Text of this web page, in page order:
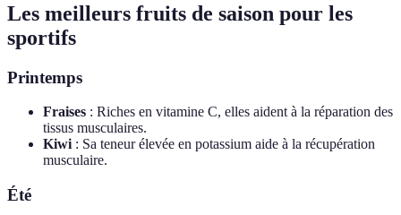
Les meilleurs fruits de saison pour les
sportifs
Printemps
Fraises : Riches en vitamine C, elles aident à la réparation des
tissus musculaires.
Kiwi : Sa teneur élevée en potassium aide à la récupération
musculaire.
Été